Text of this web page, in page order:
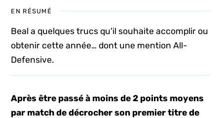
EN RÉSUMÉ
Beal a quelques trucs qu'il souhaite accomplir ou
obtenir cette année… dont une mention All-
Defensive.
Après être passé à moins de 2 points moyens
par match de décrocher son premier titre de